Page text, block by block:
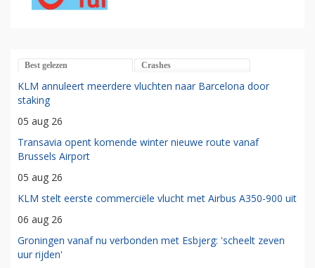
Best gelezen Crashes
KLM annuleert meerdere vluchten naar Barcelona door
staking
05 aug 26
Transavia opent komende winter nieuwe route vanaf
Brussels Airport
05 aug 26
KLM stelt eerste commerciële vlucht met Airbus A350-900 uit
06 aug 26
Groningen vanaf nu verbonden met Esbjerg: 'scheelt zeven
uur rijden'